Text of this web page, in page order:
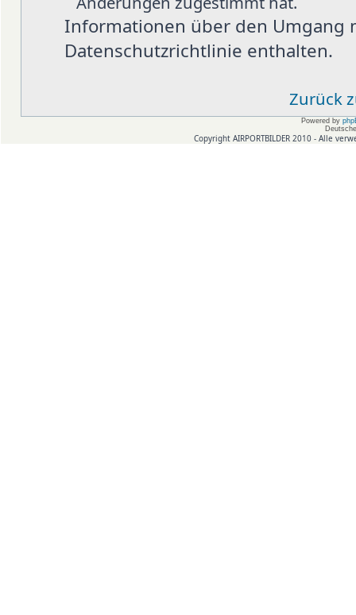
Informationen über den Umgang
Datenschutzrichtlinie enthalten.
Zurück
Powered by
Copyright AIRPORTBILDER 2010 - Alle